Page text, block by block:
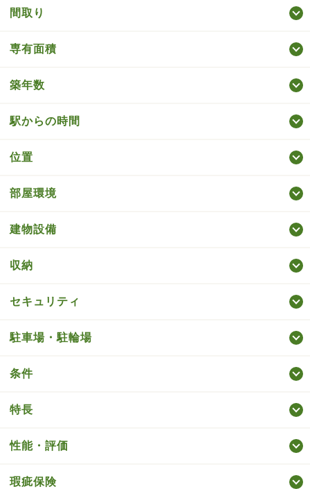
間取り
専有面積
築年数
駅からの時間
位置
部屋環境
建物設備
収納
セキュリティ
駐車場・駐輪場
条件
特長
性能・評価
瑕疵保険